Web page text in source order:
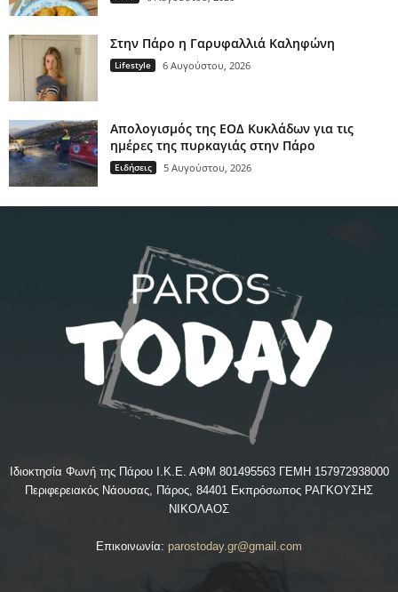
Στην Πάρο η Γαρυφαλλιά Καληφώνη
Lifestyle 6 Αυγούστου, 2026
Απολογισμός της ΕΟΔ Κυκλάδων για τις
ημέρες της πυρκαγιάς στην Πάρο
Ειδήσεις 5 Αυγούστου, 2026
Ιδιοκτησία Φωνή της Πάρου Ι.Κ.Ε. ΑΦΜ 801495563 ΓΕΜΗ 157972938000
Περιφερειακός Νάουσας, Πάρος, 84401 Εκπρόσωπος ΡΑΓΚΟΥΣΗΣ
ΝΙΚΟΛΑΟΣ
Επικοινωνία: parostoday.gr@gmail.com